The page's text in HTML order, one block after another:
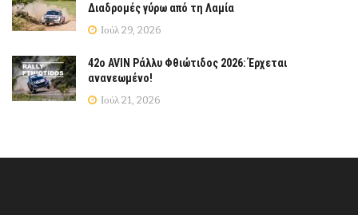
Διαδρομές γύρω από τη Λαμία
Ιούλ 29, 2026
42ο AVIN Ράλλυ Φθιώτιδος 2026: Έρχεται
ανανεωμένο!
Ιούλ 21, 2026